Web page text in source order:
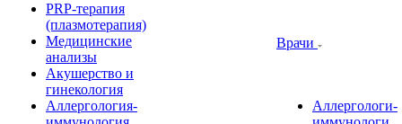
PRP-терапия
(плазмотерапия)
Медицинские
анализы
Акушерство и
гинекология
Аллергология-
Врачи
Аллергологи-